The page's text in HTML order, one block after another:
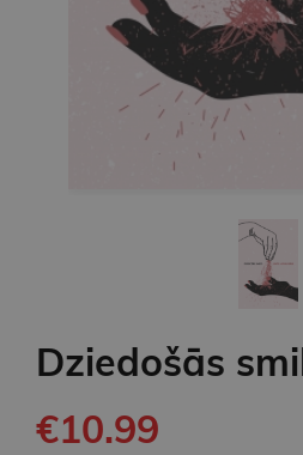
Dziedošās
€10.99